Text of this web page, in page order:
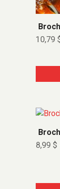
10,79
8,99 $